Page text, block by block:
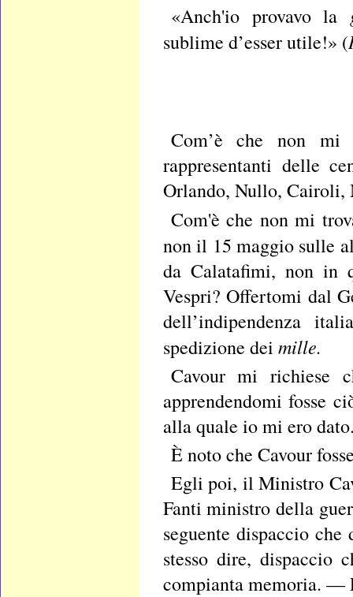
«Anch'io provavo la
sublime d’esser utile!» (
Com’è che non
rappresentanti delle
Orlando, Nullo, Cairoli,
Com'è che non mi
non il 15 maggio sulle
da Calatafimi, non in
Vespri? Offertomi dal
dell’indipendenza
spedizione dei mille.
Cavour mi richiese
apprendendomi fosse
alla quale io mi ero
È noto che Cavour
Egli poi, il Ministro
Fanti ministro della
seguente dispaccio
stesso dire, dispaccio
compianta memoria. —